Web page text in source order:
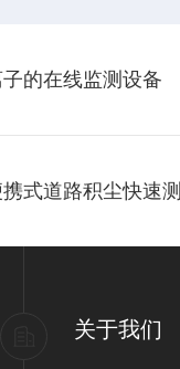
的在线监测设备
式道路积尘快速
关于我们